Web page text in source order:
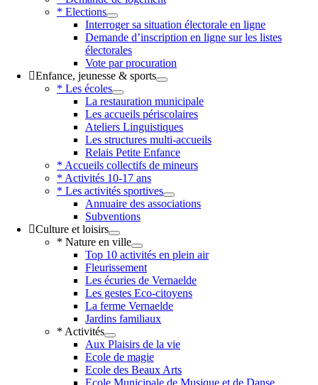
* Elections
Interroger sa situation électorale en ligne
Demande d’inscription en ligne sur les listes
électorales
Vote par procuration
Enfance, jeunesse & sports
* Les écoles
La restauration municipale
Les accueils périscolaires
Ateliers Linguistiques
Les structures multi-accueils
Relais Petite Enfance
* Accueils collectifs de mineurs
* Activités 10-17 ans
* Les activités sportives
Annuaire des associations
Subventions
Culture et loisirs
* Nature en ville
Top 10 activités en plein air
Fleurissement
Les écuries de Vernaelde
Les gestes Eco-citoyens
La ferme Vernaelde
Jardins familiaux
* Activités
Aux Plaisirs de la vie
Ecole de magie
Ecole des Beaux Arts
Ecole Municipale de Musique et de Danse